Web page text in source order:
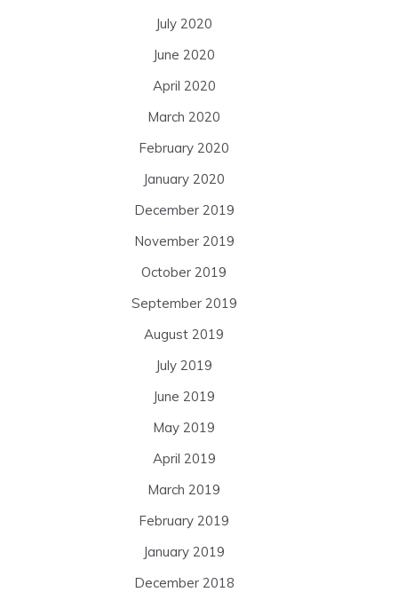
July 2020
June 2020
April 2020
March 2020
February 2020
January 2020
December 2019
November 2019
October 2019
September 2019
August 2019
July 2019
June 2019
May 2019
April 2019
March 2019
February 2019
January 2019
December 2018